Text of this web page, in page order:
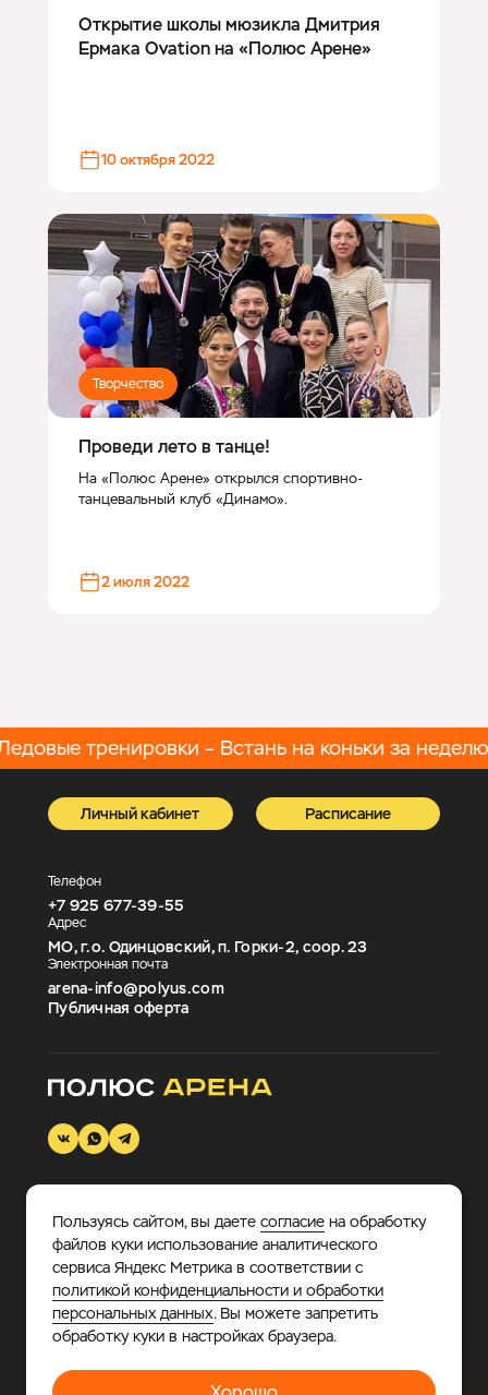
Открытие школы мюзикла Дмитрия
Ермака Ovation на «Полюс Арене»
10 октября 2022
Творчество
Проведи лето в танце!
На «Полюс Арене» открылся спортивно-
танцевальный клуб «Динамо».
2 июля 2022
тренировки – Встань на коньки за неделю!
Личный кабинет Расписание
Телефон
+7 925 677-39-55
Адрес
МО, г.о. Одинцовский, п. Горки-2, соор. 23
Электронная почта
arena-info@polyus.com
Публичная оферта
© 2026 «Полюс Арена». Многофункциональный
спортивно-развлекательный комплекс, где каждый
найдет занятие по душе.
Политика в отношении обработки персональных
данных
Пользуясь сайтом, вы даете согласие на обработку
файлов куки использование аналитического
сервиса Яндекс Метрика в соответствии с
политикой конфиденциальности и обработки
персональных данных. Вы можете запретить
обработку куки в настройках браузера.